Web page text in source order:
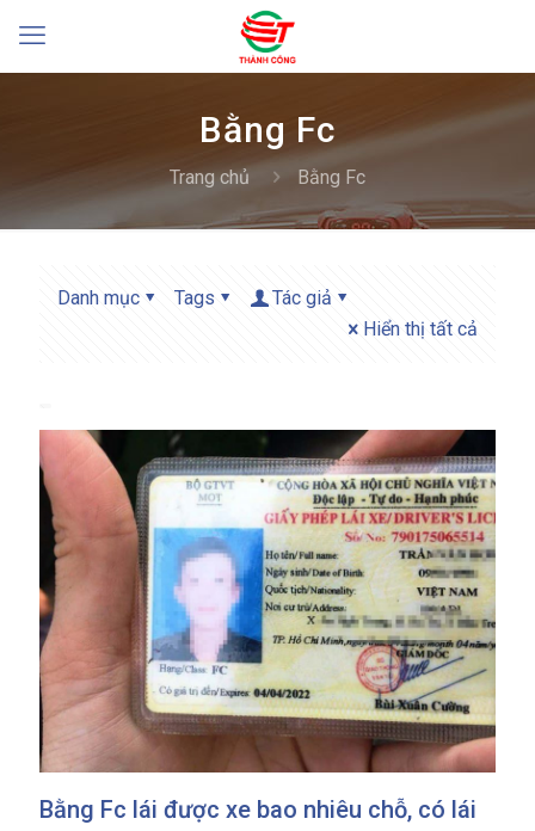
Bằng Fc
Trang chủ Bằng Fc
Danh mục Tags
Tác giả
Hiển thị tất cả
Bằng Fc lái được xe bao nhiêu chỗ, có lái